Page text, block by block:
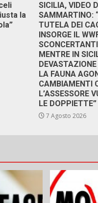
la
SICILIA, VIDEO
SAMMARTINO:
TUTELA DEI
INSORGE IL
MENTRE IN
LA FAUNA
CAMBIAMENTI
L’ASSESSORE
LE DOPPIETTE”
7 Agosto 2026